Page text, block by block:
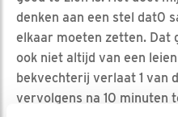
denken aan een stel dat0
elkaar moeten zetten. Dat
ook niet altijd van een
bekvechterij verlaat 1 van
vervolgens na 10 minuten